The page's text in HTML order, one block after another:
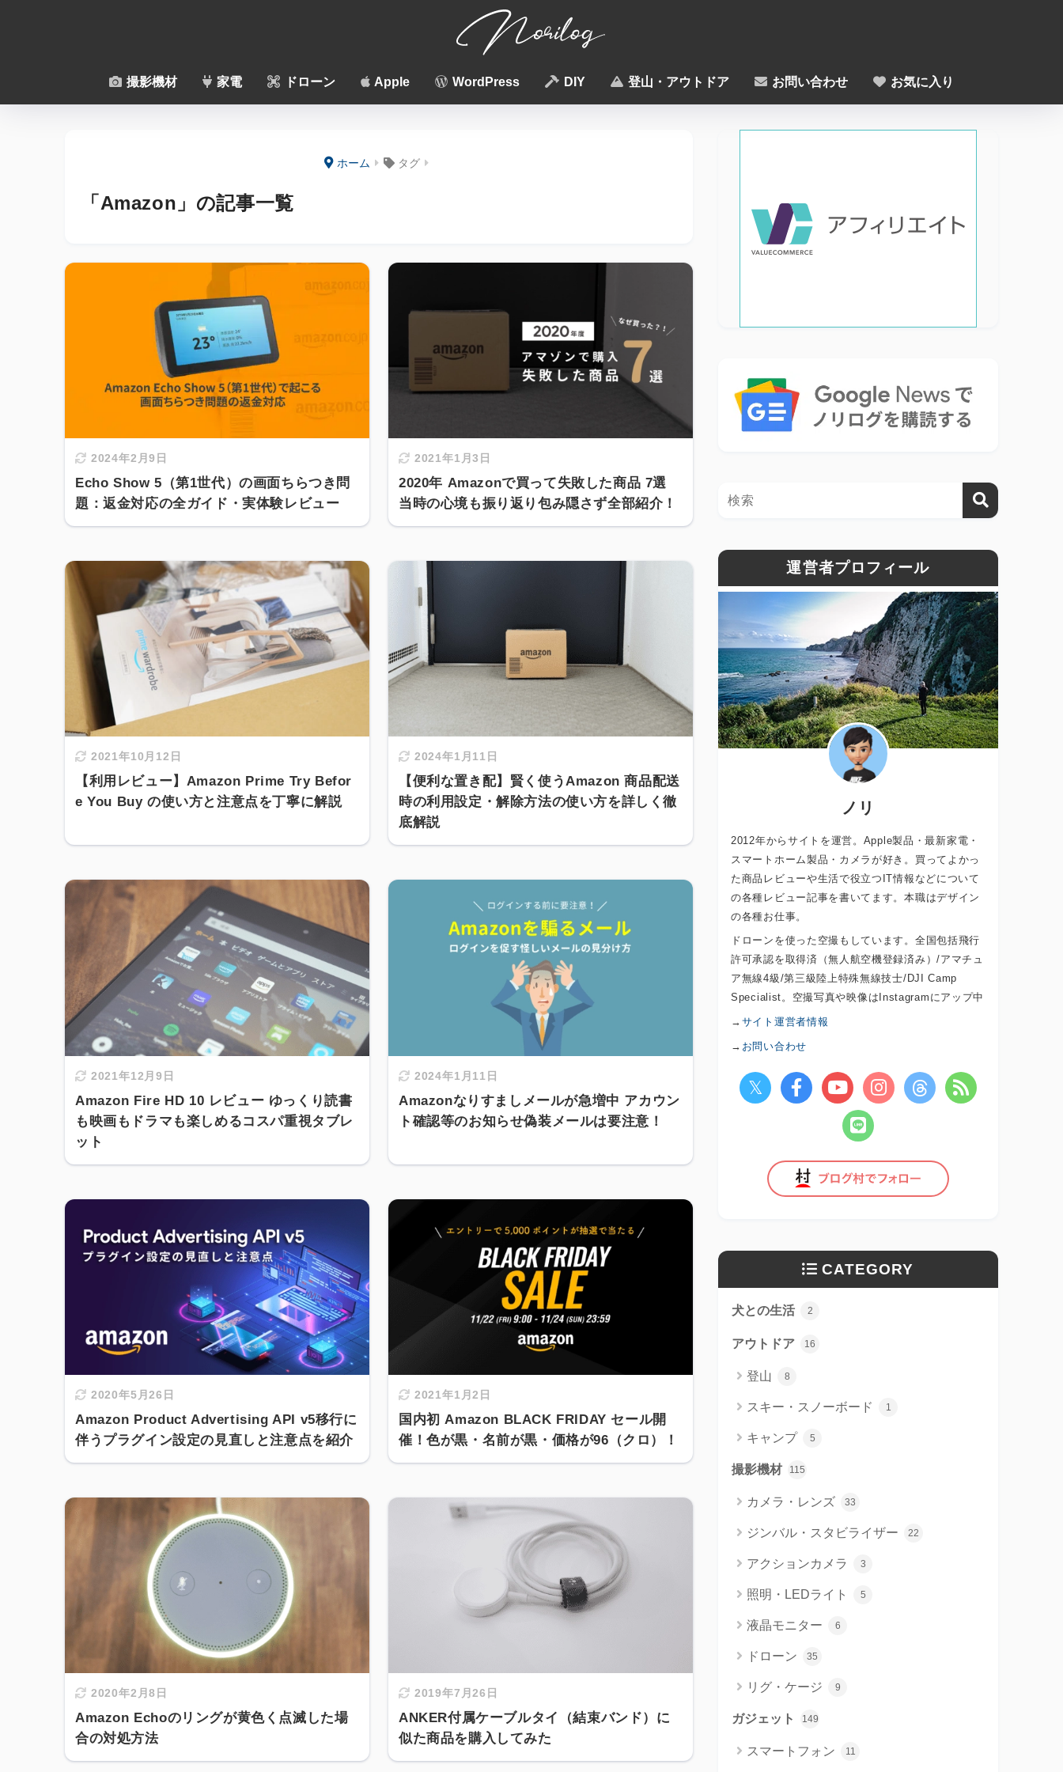
撮影機材 家電 ドローン Apple WordPress DIY 登山・アウトドア お問い合わせ お気に入り
ホーム タグ
「Amazon」の記事一覧
2024年2月9日
Echo Show 5（第1世代）の画面ちらつき問
題：返金対応の全ガイド・実体験レビュー
2021年1月3日
2020年 Amazonで買って失敗した商品 7選
当時の心境も振り返り包み隠さず全部紹介！
2021年10月12日
【利用レビュー】Amazon Prime Try Befor
e You Buy の使い方と注意点を丁寧に解説
2024年1月11日
【便利な置き配】賢く使うAmazon 商品配送
時の利用設定・解除方法の使い方を詳しく徹
底解説
2021年12月9日
Amazon Fire HD 10 レビュー ゆっくり読書
も映画もドラマも楽しめるコスパ重視タブレ
ット
2024年1月11日
Amazonなりすましメールが急増中 アカウン
ト確認等のお知らせ偽装メールは要注意！
2020年5月26日
Amazon Product Advertising API v5移行に
伴うプラグイン設定の見直しと注意点を紹介
2021年1月2日
国内初 Amazon BLACK FRIDAY セール開
催！色が黒・名前が黒・価格が96（クロ）！
2020年2月8日
Amazon Echoのリングが黄色く点滅した場
合の対処方法
2019年7月26日
ANKER付属ケーブルタイ（結束バンド）に
似た商品を購入してみた
運営者プロフィール
ノリ
2012年からサイトを運営。Apple製品・最新家電・
スマートホーム製品・カメラが好き。買ってよかっ
た商品レビューや生活で役立つIT情報などについて
の各種レビュー記事を書いてます。本職はデザイン
の各種お仕事。
ドローンを使った空撮もしています。全国包括飛行
許可承認を取得済（無人航空機登録済み）/アマチュ
ア無線4級/第三級陸上特殊無線技士/DJI Camp
Specialist。空撮写真や映像はInstagramにアップ中
→ サイト運営者情報
→ お問い合わせ
CATEGORY
犬との生活 2
アウトドア 16
登山 8
スキー・スノーボード 1
キャンプ 5
撮影機材 115
カメラ・レンズ 33
ジンバル・スタビライザー 22
アクションカメラ 3
照明・LEDライト 5
液晶モニター 6
ドローン 35
リグ・ケージ 9
ガジェット 149
スマートフォン 11